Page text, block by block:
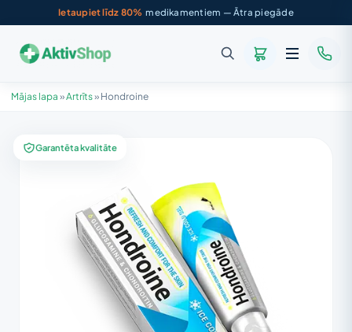
Ietaupiet līdz 80% medikamentiem — Ātra piegāde
Mājas lapa »Artrīts» Hondroine
Garantēta kvalitāte